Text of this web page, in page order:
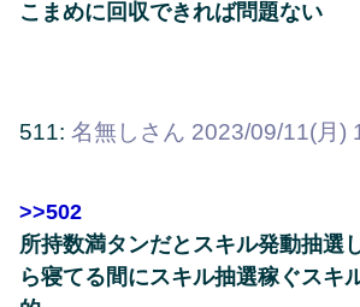
こまめに回収できれば問題ない
511: 名無しさん 2023/09/11(月)
>>502
所持数満タンだとスキル発動抽選
ら寝てる間にスキル抽選稼ぐスキ